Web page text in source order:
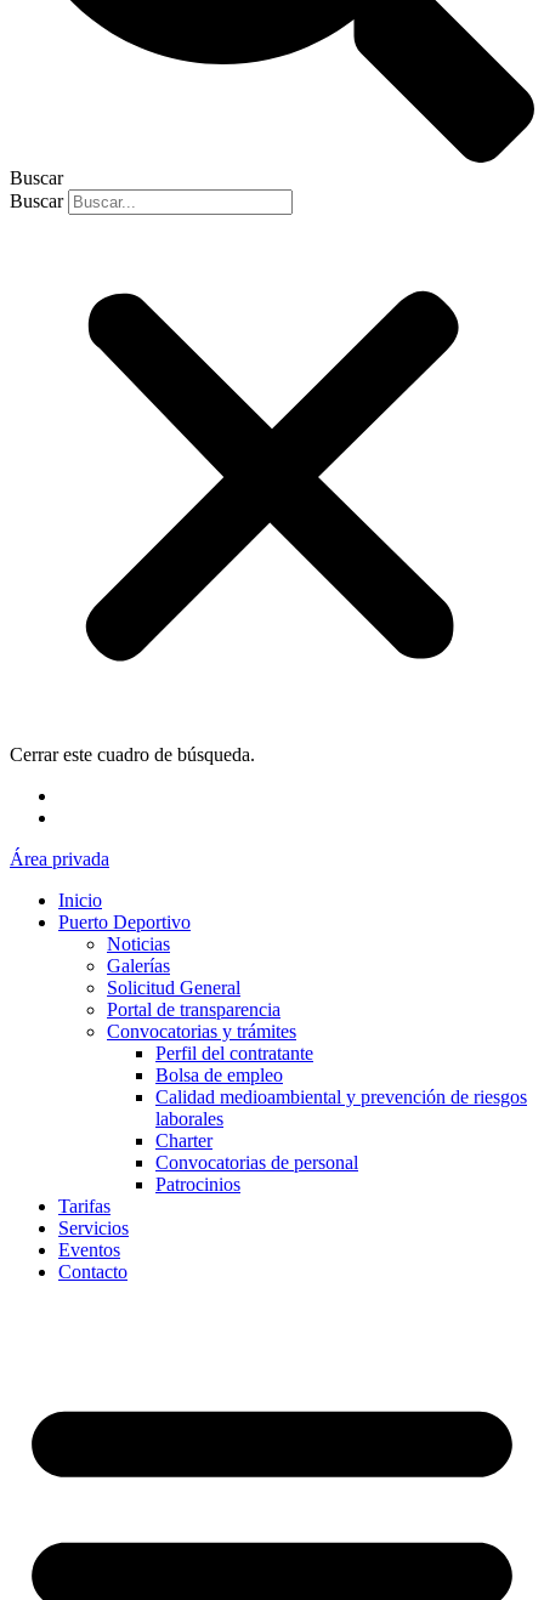
Buscar
Buscar
Cerrar este cuadro de búsqueda.
Área privada
Inicio
Puerto Deportivo
Noticias
Galerías
Solicitud General
Portal de transparencia
Convocatorias y trámites
Perfil del contratante
Bolsa de empleo
Calidad medioambiental y prevención de riesgos
laborales
Charter
Convocatorias de personal
Patrocinios
Tarifas
Servicios
Eventos
Contacto